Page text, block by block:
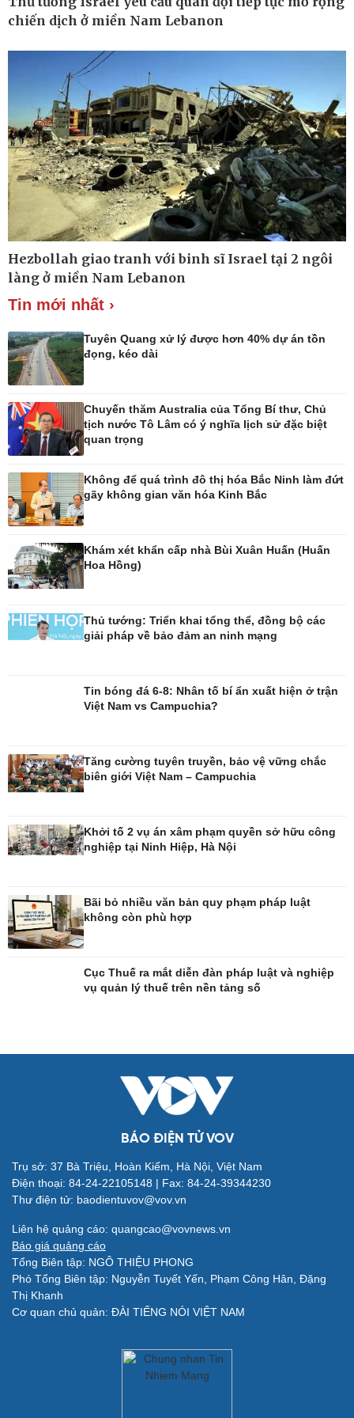
Ô tô - Xe máy
Ô tô
Xe máy
Tư vấn
Doanh nghiệp
Thông tin doanh nghiệp
Doanh nghiệp 24h
Doanh nhân
Vì cộng đồng
Công nghệ
Sành điệu
Tin Công nghệ
Trải nghiệm
Chuyển đổi số
Dinh dưỡng - món ngon
Cây thuốc
Nam khoa
Làm đẹp - giảm cân
Nhà đẹp
Tình yêu - Gia đình
Sân khấu - Điện ảnh
Săn Tour
check-in
chiến dịch ở miền Nam Lebanon
Hezbollah giao tranh với binh sĩ Israel tại 2 ngôi
làng ở miền Nam Lebanon
Tin mới nhất ›
Tuyên Quang xử lý được hơn 40% dự án tồn
đọng, kéo dài
Chuyến thăm Australia của Tổng Bí thư, Chủ
tịch nước Tô Lâm có ý nghĩa lịch sử đặc biệt
quan trọng
Không để quá trình đô thị hóa Bắc Ninh làm đứt
gãy không gian văn hóa Kinh Bắc
Khám xét khẩn cấp nhà Bùi Xuân Huấn (Huấn
Hoa Hồng)
Thủ tướng: Triển khai tổng thể, đồng bộ các
giải pháp về bảo đảm an ninh mạng
Tin bóng đá 6-8: Nhân tố bí ẩn xuất hiện ở trận
Việt Nam vs Campuchia?
Tăng cường tuyên truyền, bảo vệ vững chắc
biên giới Việt Nam – Campuchia
Khởi tố 2 vụ án xâm phạm quyền sở hữu công
nghiệp tại Ninh Hiệp, Hà Nội
Bãi bỏ nhiều văn bản quy phạm pháp luật
không còn phù hợp
Cục Thuế ra mắt diễn đàn pháp luật và nghiệp
vụ quản lý thuế trên nền tảng số
BÁO ĐIỆN TỬ VOV
Trụ sở: 37 Bà Triệu, Hoàn Kiếm, Hà Nội, Việt Nam
Điện thoại: 84-24-22105148 | Fax: 84-24-39344230
Thư điện tử: baodientuvov@vov.vn
Liên hệ quảng cáo: quangcao@vovnews.vn
Báo giá quảng cáo
Tổng Biên tập: NGÔ THIỆU PHONG
Phó Tổng Biên tập: Nguyễn Tuyết Yến, Phạm Công Hân, Đặng
Thị Khanh
Cơ quan chủ quản: ĐÀI TIẾNG NÓI VIỆT NAM